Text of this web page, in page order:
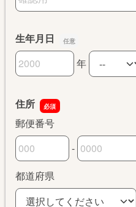
生年月日
生年月日の年 年
生年月日の月
生年月日の日
住所
郵便番号
郵便番号の上3桁
-
郵便番号の下4桁
都道府県